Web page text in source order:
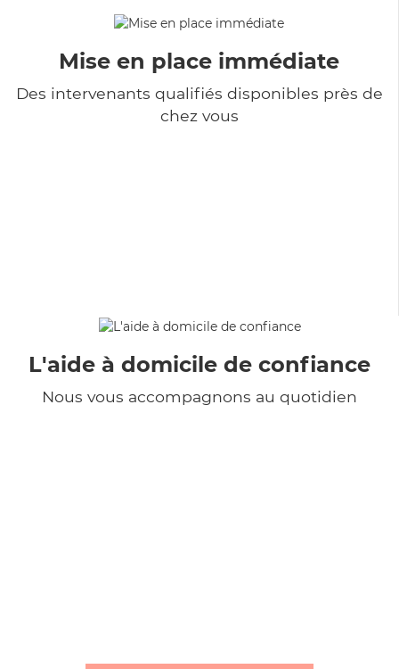
Mise en place immédiate
Des intervenants qualifiés disponibles près de
chez vous
L'aide à domicile de confiance
Nous vous accompagnons au quotidien